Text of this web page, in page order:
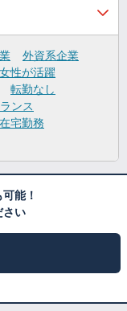
外資系企業
女性が活躍
転勤なし
ンス
宅勤務
能！
さい